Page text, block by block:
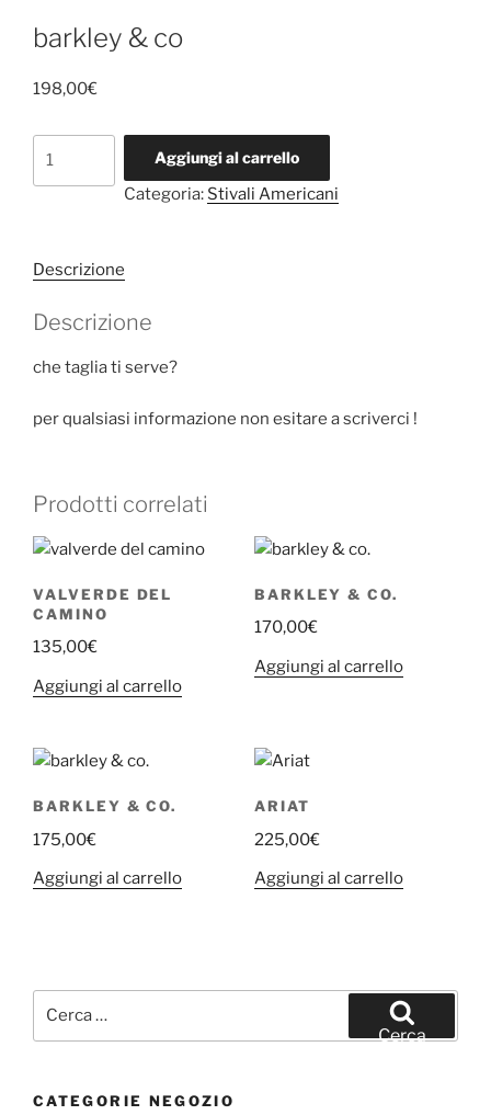
barkley & co
198,00€
Aggiungi al carrello
Categoria: Stivali Americani
Descrizione
Descrizione
che taglia ti serve?
per qualsiasi informazione non esitare a scriverci !
Prodotti correlati
VALVERDE DEL
CAMINO
135,00€
Aggiungi al carrello
BARKLEY & CO.
170,00€
Aggiungi al carrello
BARKLEY & CO.
175,00€
Aggiungi al carrello
ARIAT
225,00€
Aggiungi al carrello
Cerca
CATEGORIE NEGOZIO